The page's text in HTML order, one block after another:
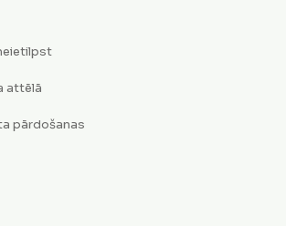
attēlā
pārdošanas